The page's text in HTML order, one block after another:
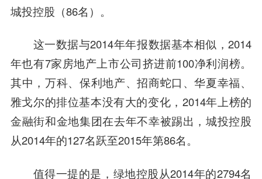
城投控股 （86名）。
这一数据与2014年年报数据基本相似，2014
年也有7家房地产上市公司挤进前100净利润榜。
其中， 万科、 保利地产、招商蛇口、华夏幸福、
雅戈尔的排位基本没有大的变化，2014年上榜的
金融街和金地集团在去年不幸被踢出，城投控股
从2014年的127名跃至2015年第86名。
值得一提的是，绿地控股从2014年的2794名